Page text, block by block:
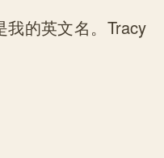
的英文名。Tracy